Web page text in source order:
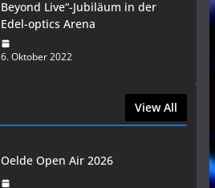
Beyond Live“-Jubiläum in der
Edel-optics Arena
6. Oktober 2022
View All
Oelde Open Air 2026